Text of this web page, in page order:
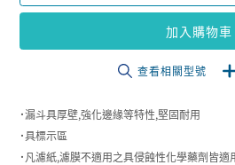
加入購物車
查看相關型號
˙漏斗具厚壁,強化邊緣等特性,堅固耐用
˙具標示區
˙凡濾紙,濾膜不適用之具侵蝕性化學藥劑皆適